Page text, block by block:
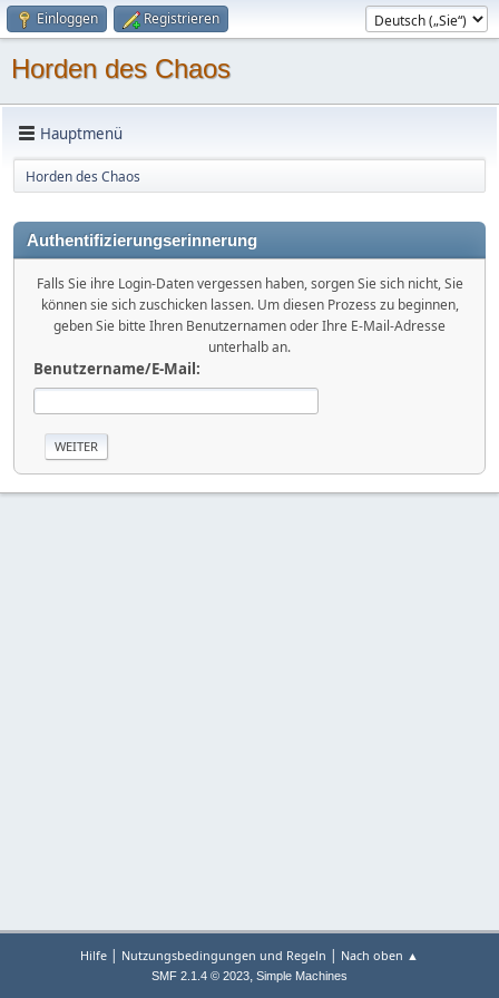
Einloggen Registrieren
Horden des Chaos
Hauptmenü
Horden des Chaos
Authentifizierungserinnerung
Falls Sie ihre Login-Daten vergessen haben, sorgen Sie sich nicht, Sie
können sie sich zuschicken lassen. Um diesen Prozess zu beginnen,
geben Sie bitte Ihren Benutzernamen oder Ihre E-Mail-Adresse
unterhalb an.
Benutzername/E-Mail:
Hilfe | Nutzungsbedingungen und Regeln | Nach oben ▲
SMF 2.1.4 © 2023, Simple Machines